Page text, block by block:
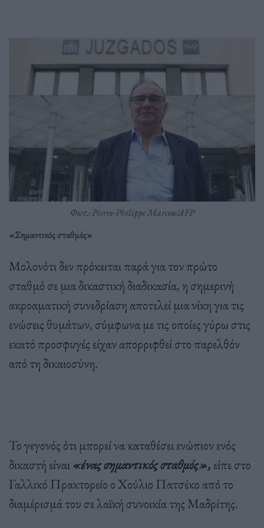
Φωτ.: Pierre-Philippe Marcou/AFP
«Σημαντικός σταθμός»
Μολονότι δεν πρόκειται παρά για τον πρώτο
σταθμό σε μια δικαστική διαδικασία, η σημερινή
ακροαματική συνεδρίαση αποτελεί μια νίκη για τις
ενώσεις θυμάτων, σύμφωνα με τις οποίες γύρω στις
εκατό προσφυγές είχαν απορριφθεί στο παρελθόν
από τη δικαιοσύνη.
Το γεγονός ότι μπορεί να καταθέσει ενώπιον ενός
δικαστή είναι«ένας σημαντικός σταθμός», είπε στο
Γαλλικό Πρακτορείο ο Χούλιο Πατσέκο από το
διαμέρισμά του σε λαϊκή συνοικία της Μαδρίτης.